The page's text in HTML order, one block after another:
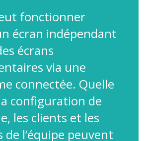
fonctionner
écran indépendant
écrans
via une
connectée. Quelle
configuration de
les clients et les
de l’équipe peuvent